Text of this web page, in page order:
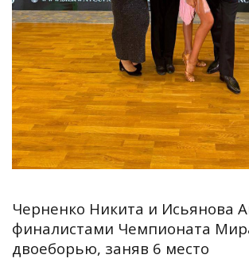
Черненко Никита и Исьянова
финалистами Чемпионата
двоеборью, заняв 6 место